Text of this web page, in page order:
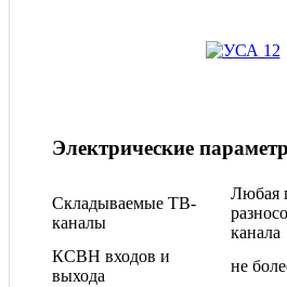
Электрические
Складываемые ТВ-
каналы
Любая
канала
КСВН входов и
выхода
не